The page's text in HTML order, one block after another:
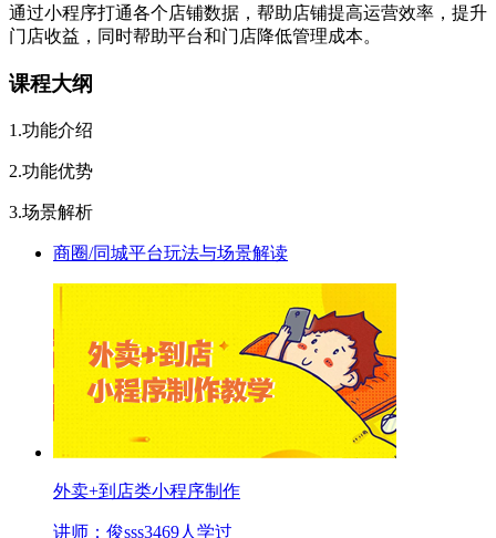
通过小程序打通各个店铺数据，帮助店铺提高运营效率，提升
门店收益，同时帮助平台和门店降低管理成本。
课程大纲
1.功能介绍
2.功能优势
3.场景解析
商圈/同城平台玩法与场景解读
外卖+到店类小程序制作
讲师：俊sss3469人学过